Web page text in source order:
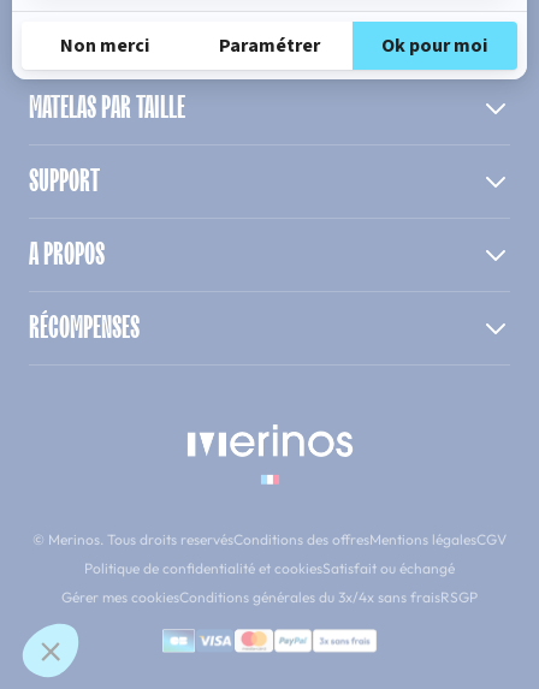
PRODUIT
MATELAS PAR TAILLE
SUPPORT
A PROPOS
RÉCOMPENSES
© Merinos. Tous droits reservésConditions des offresMentions légalesCGV
Politique de confidentialité et cookiesSatisfait ou échangé
Gérer mes cookiesConditions générales du 3x/4x sans fraisRSGP